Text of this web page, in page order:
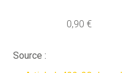
0,90 €
Source :